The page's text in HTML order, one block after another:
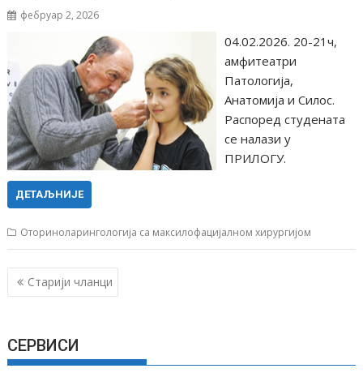
фебруар 2, 2026
04.02.2026. 20-21ч,
амфитеатри
Патологија,
Анатомија и Силос.
Распоред студената
се налази у
ПРИЛОГУ.
ДЕТАЉНИЈЕ
Оториноларингологија са максилофацијалном хирургијом
К
р
т
а
Старији чланци
СЕРВИСИ